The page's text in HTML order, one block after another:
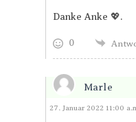
Danke Anke 💖.
0
Marle
Antworten
27. Januar 2022 11:00